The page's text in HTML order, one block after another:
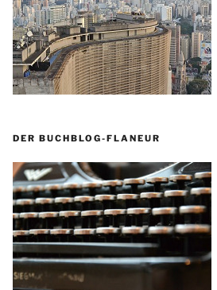
DER BUCHBLOG-FLANEUR